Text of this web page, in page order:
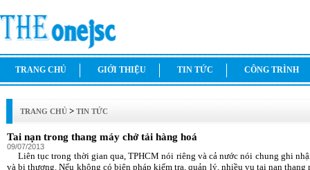
TRANG CHỦ GIỚI THIỆU TIN TỨC CÔNG TRÌNH
TRANG CHỦ > TIN TỨC
Tai nạn trong thang máy chở tải hàng hoá
09/07/2013
Liên tục trong thời gian qua, TPHCM nói riêng và cả nước nói chung ghi
và bị thương. Nếu không có biện pháp kiểm tra, quản lý, nhiều vụ tai nạn